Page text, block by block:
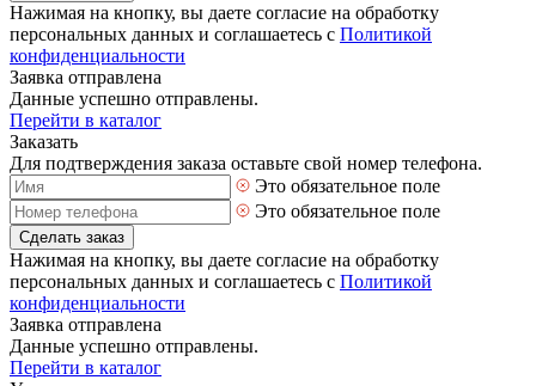
Нажимая на кнопку, вы даете согласие на обработку
персональных данных и соглашаетесь с Политикой
конфиденциальности
Заявка отправлена
Данные успешно отправлены.
Перейти в каталог
Заказать
Для подтверждения заказа оставьте свой номер телефона.
Это обязательное поле
Это обязательное поле
Сделать заказ
Нажимая на кнопку, вы даете согласие на обработку
персональных данных и соглашаетесь с Политикой
конфиденциальности
Заявка отправлена
Данные успешно отправлены.
Перейти в каталог